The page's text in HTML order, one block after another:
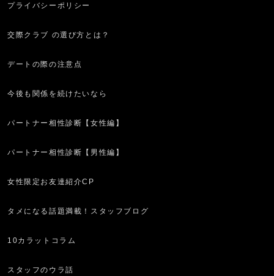
プライバシーポリシー
交際クラブ の選び方とは？
デートの際の注意点
今後も関係を続けたいなら
パートナー相性診断【女性編】
パートナー相性診断【男性編】
女性限定お友達紹介CP
タメになる話題満載！スタッフブログ
10カラットコラム
スタッフのウラ話